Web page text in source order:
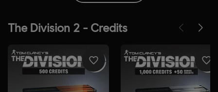
Inglés (Sonido, Interfaz, Subtítulos)
ver más
Idioma:
Plataformas:PC (descargar), PS4 (Digital), Xbox (Digital), Steam
Shooter,